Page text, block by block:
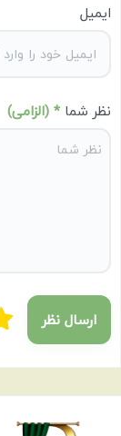
ایمیل
نظر شما * (الزامی)
ارسال نظر